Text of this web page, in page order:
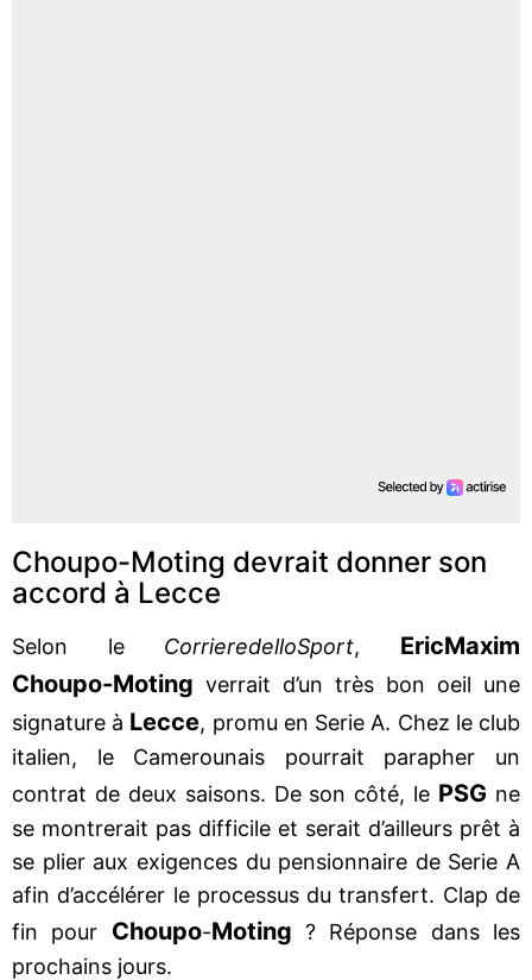
Choupo-Moting devrait donner son
accord à Lecce
Selon le CorrieredelloSport, EricMaxim
Choupo-Moting verrait d’un très bon oeil une
signature à Lecce, promu en Serie A. Chez le club
italien, le Camerounais pourrait parapher un
contrat de deux saisons. De son côté, le PSG ne
se montrerait pas difficile et serait d’ailleurs prêt à
se plier aux exigences du pensionnaire de Serie A
afin d’accélérer le processus du transfert. Clap de
fin pour Choupo-Moting ? Réponse dans les
prochains jours.